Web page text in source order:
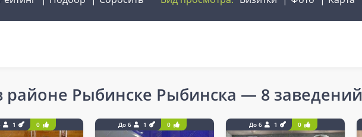
районе Рыбинске Рыбинска — 8 заведений
1 0 До 6 1 0 До 6 1 0